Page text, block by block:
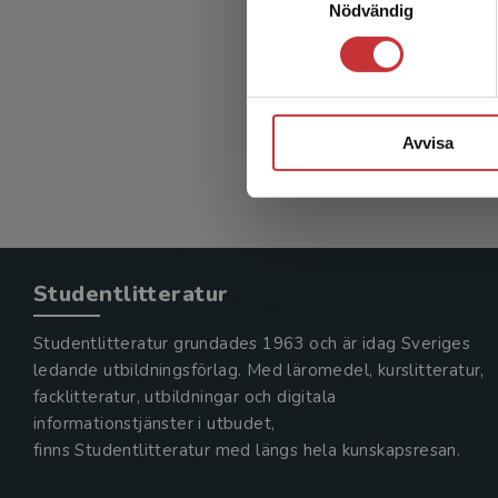
Nödvändig
Avvisa
Studentlitteratur
Studentlitteratur grundades 1963 och är idag Sveriges
ledande utbildningsförlag. Med läromedel, kurslitteratur,
facklitteratur, utbildningar och digitala
informationstjänster i utbudet,
finns Studentlitteratur med längs hela kunskapsresan.